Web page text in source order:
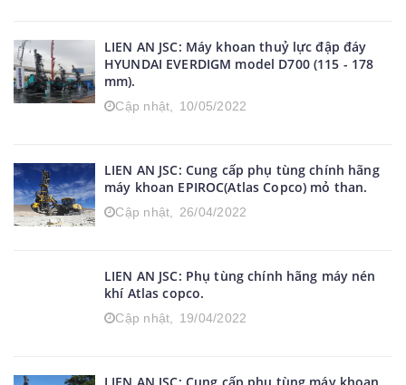
LIEN AN JSC: Máy khoan thuỷ lực đập đáy
HYUNDAI EVERDIGM model D700 (115 - 178
mm).
Cập nhật, 10/05/2022
LIEN AN JSC: Cung cấp phụ tùng chính hãng
máy khoan EPIROC(Atlas Copco) mỏ than.
Cập nhật, 26/04/2022
LIEN AN JSC: Phụ tùng chính hãng máy nén
khí Atlas copco.
Cập nhật, 19/04/2022